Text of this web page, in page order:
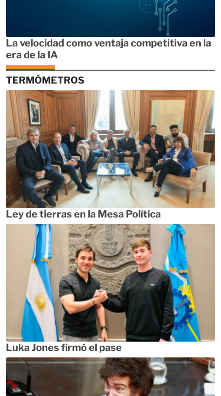
La velocidad como ventaja competitiva en la
era de la IA
TERMÓMETROS
Ley de tierras en la Mesa Política
Luka Jones firmó el pase